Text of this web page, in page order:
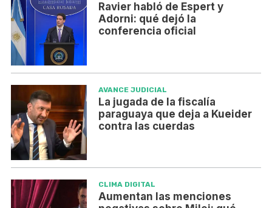
Ravier habló de Espert y
Adorni: qué dejó la
conferencia oficial
AVANCE JUDICIAL
La jugada de la fiscalía
paraguaya que deja a Kueider
contra las cuerdas
CLIMA DIGITAL
Aumentan las menciones